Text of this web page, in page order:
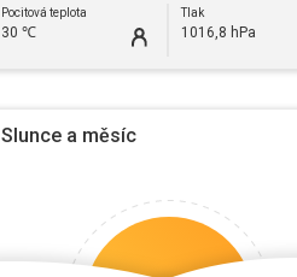
Pocitová teplota
30 ℃
Tlak
1016,8 hPa
Slunce a měsíc